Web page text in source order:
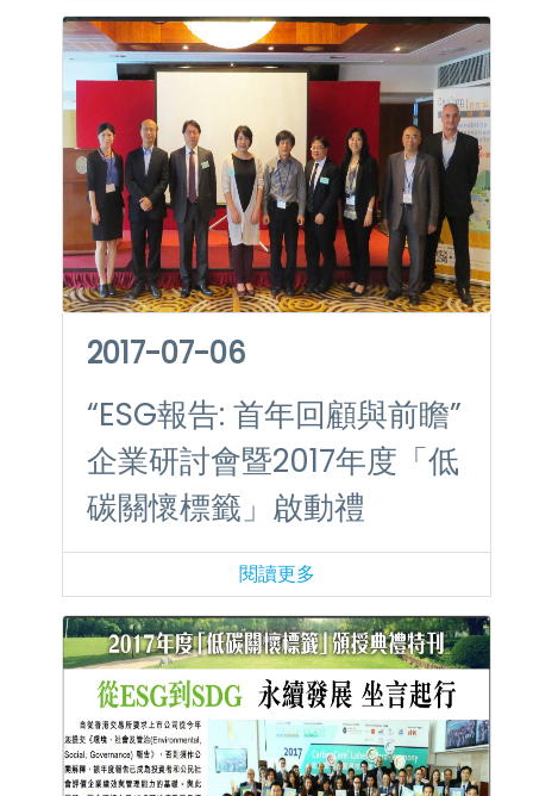
2017-07-06
“ESG報告: 首年回顧與前瞻”
企業研討會暨2017年度「低
碳關懷標籤」啟動禮
閱讀更多